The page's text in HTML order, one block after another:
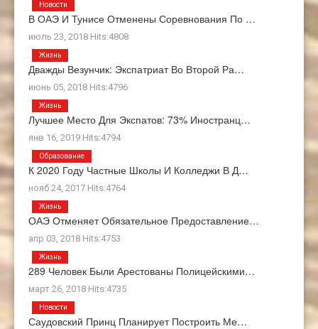
В ОАЭ И Тунисе Отменены Соревнования По …
июль 23, 2018 Hits:4808
Новости
Дважды Везунчик: Экспатриат Во Второй Ра…
июнь 05, 2018 Hits:4796
Жизнь
Лучшее Место Для Экспатов: 73% Иностранц…
янв 16, 2019 Hits:4794
Жизнь
К 2020 Году Частные Школы И Колледжи В Д…
нояб 24, 2017 Hits:4764
Образование
ОАЭ Отменяет Обязательное Предоставление…
апр 03, 2018 Hits:4753
Жизнь
289 Человек Были Арестованы Полицейскими…
март 26, 2018 Hits:4735
Жизнь
Саудовский Принц Планирует Построить Ме…
Новости